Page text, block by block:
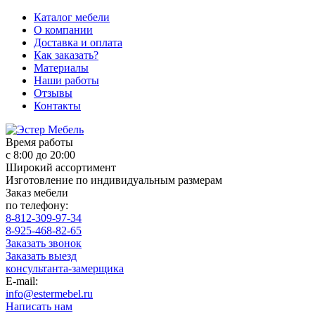
Каталог мебели
О компании
Доставка и оплата
Как заказать?
Материалы
Наши работы
Отзывы
Контакты
Время работы
с 8:00 до 20:00
Широкий ассортимент
Изготовление по индивидуальным размерам
Заказ мебели
по телефону:
8-812-309-97-34
8-925-468-82-65
Заказать звонок
Заказать выезд
консультанта-замерщика
E-mail:
info@estermebel.ru
Написать нам